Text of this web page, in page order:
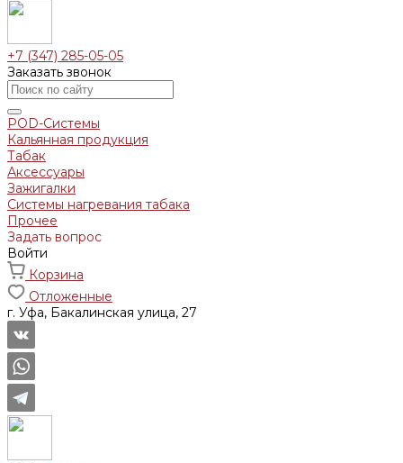
+7 (347) 285-05-05
Заказать звонок
POD-Системы
Кальянная продукция
Табак
Аксессуары
Зажигалки
Системы нагревания табака
Прочее
Задать вопрос
Войти
Корзина
Отложенные
г. Уфа, Бакалинская улица, 27